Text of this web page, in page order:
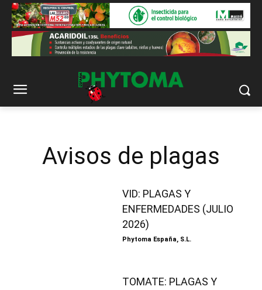
Avisos de plagas
VID: PLAGAS Y
ENFERMEDADES (JULIO
2026)
Phytoma España, S.L.
TOMATE: PLAGAS Y